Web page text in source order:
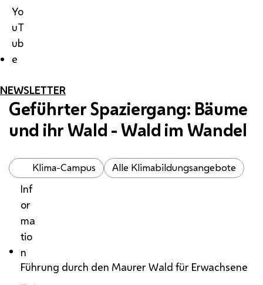
Yo
uT
ub
e
NEWSLETTER
Geführter Spaziergang: Bäume
und ihr Wald - Wald im Wandel
Klima-Campus Alle Klimabildungsangebote
Inf
or
ma
tio
n
Führung durch den Maurer Wald für Erwachsene